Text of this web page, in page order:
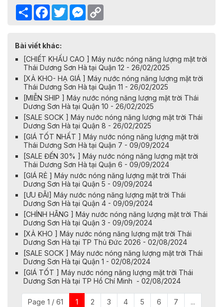
Share Facebook
TwitterMessenger
Bài viết khác:
[CHIẾT KHẤU CAO ] Máy nước nóng năng lượng mặt trời
Thái Dương Sơn Hà tại Quận 12 - 26/02/2025
[XẢ KHO- HẠ GIÁ ] Máy nước nóng năng lượng mặt trời
Thái Dương Sơn Hà tại Quận 11 - 26/02/2025
[MIỄN SHIP ] Máy nước nóng năng lượng mặt trời Thái
Dương Sơn Hà tại Quận 10 - 26/02/2025
[SALE SOCK ] Máy nước nóng năng lượng mặt trời Thái
Dương Sơn Hà tại Quận 8 - 26/02/2025
[GIÁ TỐT NHẤT ] Máy nước nóng năng lượng mặt trời
Thái Dương Sơn Hà tại Quận 7 - 09/09/2024
[SALE ĐẾN 30% ] Máy nước nóng năng lượng mặt trời
Thái Dương Sơn Hà tại Quận 6 - 09/09/2024
[GIÁ RẺ ] Máy nước nóng năng lượng mặt trời Thái
Dương Sơn Hà tại Quận 5 - 09/09/2024
[ƯU ĐÃI] Máy nước nóng năng lượng mặt trời Thái
Dương Sơn Hà tại Quận 4 - 09/09/2024
[CHÍNH HÃNG ] Máy nước nóng năng lượng mặt trời Thái
Dương Sơn Hà tại Quận 3 - 09/09/2024
[XẢ KHO ] Máy nước nóng năng lượng mặt trời Thái
Dương Sơn Hà tại TP Thủ Đức 2026 - 02/08/2024
[SALE SOCK ] Máy nước nóng năng lượng mặt trời Thái
Dương Sơn Hà tại Quận 1 - 02/08/2024
[GIÁ TỐT ] Máy nước nóng năng lượng mặt trời Thái
Dương Sơn Hà tại TP Hồ Chí Minh - 02/08/2024
Page 1 / 61 1 2 3 4 5 6 7 ...